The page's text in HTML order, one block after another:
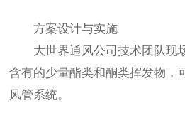
方案设计与实施
大世界通风公司技术团队现
含有的少量酯类和酮类挥发物，
风管系统。